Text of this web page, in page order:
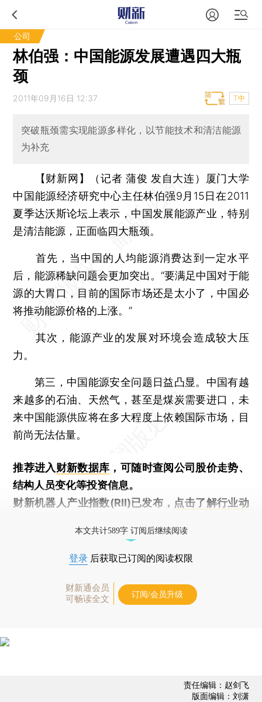
公司
林伯强：中国能源发展遭遇四大瓶
颈
2011年09月16日 12:37 T中
突破瓶颈需实现能源多样化，以节能技术和清洁能源
为补充
【财新网】（记者 蒲俊 发自大连）
厦门大学
中国能源经济研究中心主任林伯强9月15日在2011
夏季达沃斯论坛上表示，中国发展能源产业，特别
是清洁能源，正面临四大瓶颈。
首先，当中国的人均能源消费达到一定水平
后，能源稀缺问题会更加突出。“要满足中国对于能
源的大胃口，目前的国际市场还是太小了，中国必
将推动能源价格的上涨。”
其次，能源产业的发展对环境会造成较大压
力。
第三，中国能源安全问题日益凸显。中国有越
来越多的石油、天然气，甚至是煤炭需要进口，未
来中国能源供应将在多大程度上依赖国际市场，目
前尚无法估量。
推荐进入财新数据库 ，可随时查阅公司股价走势、
结构人员变化等投资信息。
财新机器人产业指数(RII)已发布， 点击了解行业动
本文共计589字 订阅后继续阅读
登录 后获取已订阅的阅读权限
财新通会员
可畅读全文
订阅/会员升级
责任编辑：赵剑飞
版面编辑：刘潇